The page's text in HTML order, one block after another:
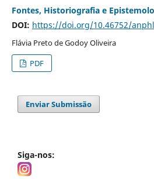
Fontes, Historiografia e
DOI: https://doi.org/10.46752/
Flávia Preto de Godoy Oliveira
PDF
Enviar Submissão
Siga-nos: